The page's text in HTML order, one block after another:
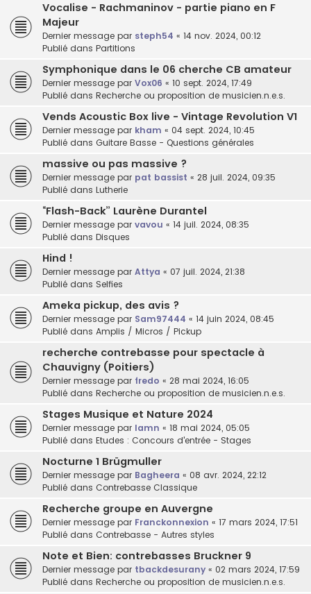
Vocalise - Rachmaninov - partie piano en F
Majeur
Dernier message par steph54 « 14 nov. 2024, 00:12
Publié dans Partitions
Symphonique dans le 06 cherche CB amateur
Dernier message par Vox06 « 10 sept. 2024, 17:49
Publié dans Recherche ou proposition de musicien.n.e.s.
Vends Acoustic Box live - Vintage Revolution V1
Dernier message par kham « 04 sept. 2024, 10:45
Publié dans Guitare Basse - Questions générales
massive ou pas massive ?
Dernier message par pat bassist « 28 juil. 2024, 09:35
Publié dans Lutherie
“Flash-Back” Laurène Durantel
Dernier message par vavou « 14 juil. 2024, 08:35
Publié dans Disques
Hind !
Dernier message par Attya « 07 juil. 2024, 21:38
Publié dans Selfies
Ameka pickup, des avis ?
Dernier message par Sam97444 « 14 juin 2024, 08:45
Publié dans Amplis / Micros / Pickup
recherche contrebasse pour spectacle à
Chauvigny (Poitiers)
Dernier message par fredo « 28 mai 2024, 16:05
Publié dans Recherche ou proposition de musicien.n.e.s.
Stages Musique et Nature 2024
Dernier message par lamn « 18 mai 2024, 05:05
Publié dans Etudes : Concours d'entrée - Stages
Nocturne 1 Brügmuller
Dernier message par Bagheera « 08 avr. 2024, 22:12
Publié dans Contrebasse Classique
Recherche groupe en Auvergne
Dernier message par Franckonnexion « 17 mars 2024, 17:51
Publié dans Contrebasse - Autres styles
Note et Bien: contrebasses Bruckner 9
Dernier message par tbackdesurany « 02 mars 2024, 17:59
Publié dans Recherche ou proposition de musicien.n.e.s.